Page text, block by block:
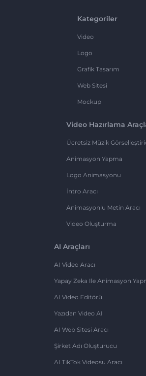
Kategoriler
Video
Logo
Grafik Tasarım
Web Sitesi
Mockup
Video Hazırlama
Ücretsiz Müzik
Animasyon Yapma
Logo Animasyonu
İntro Aracı
Animasyonlu Metin Aracı
Video Oluşturma
AI Araçları
AI Video Aracı
Yapay Zeka Ile Animasyon
AI Video Editörü
Yazıdan Video AI
AI Web Sitesi Aracı
Şirket Adı Oluşturucu
AI TikTok Videosu Aracı